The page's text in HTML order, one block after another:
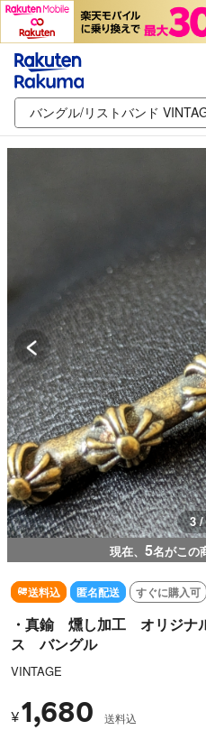
3 /
現在、 5名がこの
送料込 匿名配送 すぐに購入可
・真鍮 燻し加工 オリジ
ス バングル
VINTAGE
¥1,680 送料込